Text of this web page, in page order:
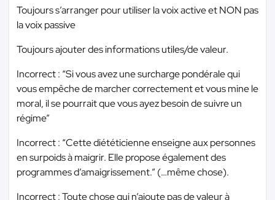
Toujours s’arranger pour utiliser la voix active et NON pas
la voix passive
Toujours ajouter des informations utiles/de valeur.
Incorrect : “Si vous avez une surcharge pondérale qui
vous empêche de marcher correctement et vous mine le
moral, il se pourrait que vous ayez besoin de suivre un
régime”
Incorrect : “Cette diététicienne enseigne aux personnes
en surpoids à maigrir. Elle propose également des
programmes d’amaigrissement.” (…même chose).
Incorrect : Toute chose qui n’ajoute pas de valeur à